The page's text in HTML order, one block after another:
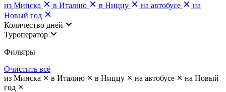
из Минска
в Италию в Ниццу на автобусе
на
Новый год
Количество дней
Туроператор
Фильтры
Очистить всё
из Минска
в Италию в Ниццу на автобусе
на Новый
год